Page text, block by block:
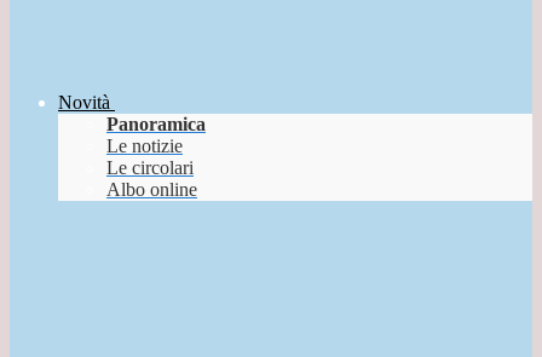
Novità
Panoramica
Le notizie
Le circolari
Albo online